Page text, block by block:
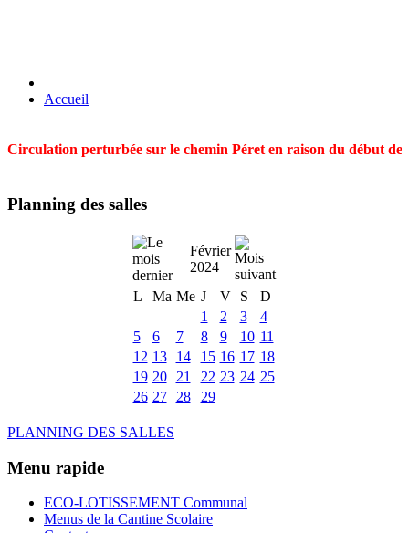
Accueil
Circulation perturbée sur le chemin Péret en raison du début
Planning des salles
Février
2024
L
Ma Me J V S
D
1
2 3
4
5
6 7 8 9 10 11
12 13 14 15 16 17 18
19 20 21 22 23 24 25
26 27 28 29
PLANNING DES SALLES
Menu rapide
ECO-LOTISSEMENT Communal
Menus de la Cantine Scolaire